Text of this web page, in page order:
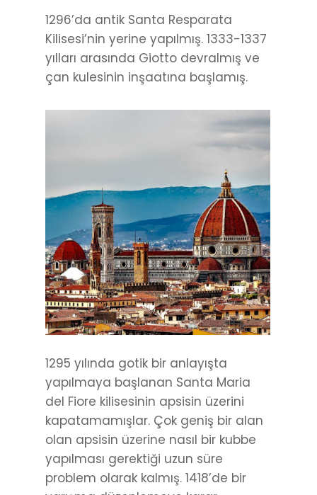
1296’da antik Santa Resparata
Kilisesi’nin yerine yapılmış. 1333-1337
yılları arasında Giotto devralmış ve
çan kulesinin inşaatına başlamış.
1295 yılında gotik bir anlayışta
yapılmaya başlanan Santa Maria
del Fiore kilisesinin apsisin üzerini
kapatamamışlar. Çok geniş bir alan
olan apsisin üzerine nasıl bir kubbe
yapılması gerektiği uzun süre
problem olarak kalmış. 1418’de bir